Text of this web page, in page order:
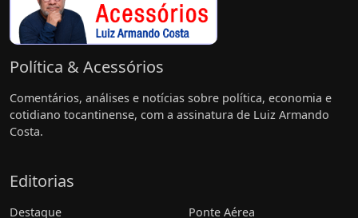
Política & Acessórios
Comentários, análises e notícias sobre política, economia e
cotidiano tocantinense, com a assinatura de Luiz Armando
Costa.
Editorias
Destaque Ponte Aérea